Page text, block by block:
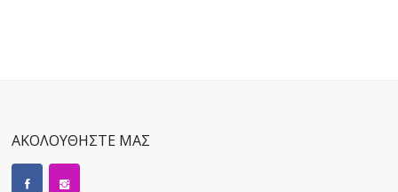
ΑΚΟΛΟΥΘΗΣΤΕ ΜΑΣ